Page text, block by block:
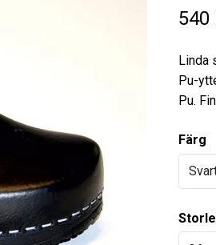
540
Linda
Pu-
Pu.
Färg